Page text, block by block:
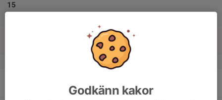
15
v.34
Godkänn kakor